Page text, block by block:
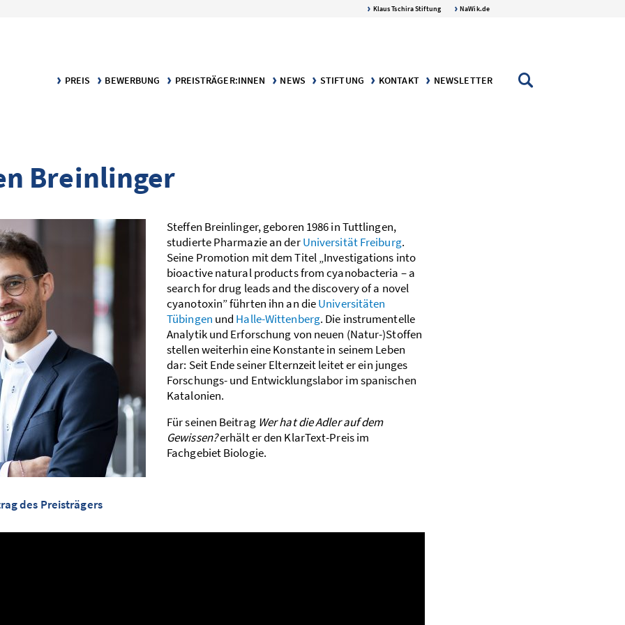
Klaus Tschira Stiftung NaWik.de
PREIS
BEWERBUNG
PREISTRÄGER:INNEN
NEWS
STIFTUNG
KONTAKT NEWSLETTER
Breinlinger
Steffen Breinlinger, geboren 1986 in Tuttlingen,
studierte Pharmazie an derUniversität Freiburg.
Seine Promotion mit dem Titel ­„Investigations into
bioactive natural products from ­cyanobacteria – a
search for drug leads and the disco­very of a novel
cyanotoxin” führten ihn an dieUniversitäten
Tübingen und Halle-Wittenberg. Die instrumen­telle
Analytik und Erforschung von neuen (Natur-)Stoffen
stellen weiterhin eine Konstante in seinem ­Leben
dar: Seit Ende seiner Eltern­zeit leitet er ein ­junges
Forschungs- und Entwicklungs­labor im spanischen
Katalonien.
Für seinen Beitrag Wer hat die Adler auf dem
Gewissen?erhält er den KlarText-Preis im
Fachgebiet Biologie.
des Preisträgers